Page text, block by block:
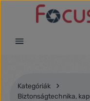
Ugrás a fő tartalomra
Kategóriák
Biztonságtechnika,